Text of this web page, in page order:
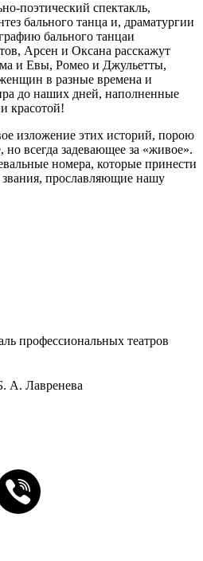
поэтический спектакль,
бального танца и, драматургии
бального танцаи
Арсен и Оксана расскажут
и Евы, Ромео и Джульетты,
в разные времена и
до наших дней, наполненные
красотой!
изложение этих историй, порою
всегда задевающее за «живое».
номера, которые принести
прославляющие нашу
профессиональных театров
А. Лавренева